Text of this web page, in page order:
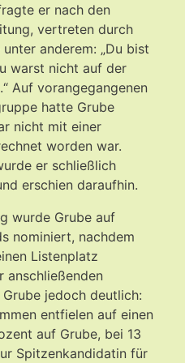
er nach den
vertreten durch
anderem: „Du bist
warst nicht auf der
Auf vorangegangenen
hatte Grube
nicht mit einer
worden war.
er schließlich
erschien daraufhin.
wurde Grube auf
nominiert, nachdem
Listenplatz
anschließenden
jedoch deutlich:
entfielen auf einen
auf Grube, bei 13
Spitzenkandidatin für